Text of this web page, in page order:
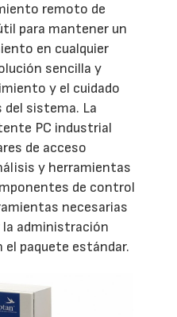
remoto de
para mantener un
en cualquier
sencilla y
y el cuidado
sistema. La
PC industrial
de acceso
y herramientas
de control
necesarias
la administración
paquete estándar.